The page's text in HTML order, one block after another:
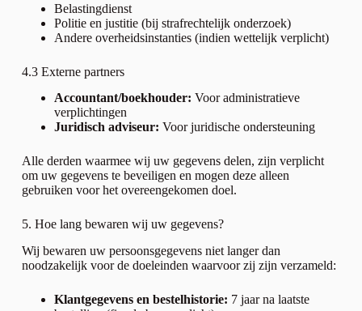
Belastingdienst
Politie en justitie (bij strafrechtelijk onderzoek)
Andere overheidsinstanties (indien wettelijk verplicht)
4.3 Externe partners
Accountant/boekhouder: Voor administratieve
verplichtingen
Juridisch adviseur: Voor juridische ondersteuning
Alle derden waarmee wij uw gegevens delen, zijn verplicht
om uw gegevens te beveiligen en mogen deze alleen
gebruiken voor het overeengekomen doel.
5. Hoe lang bewaren wij uw gegevens?
Wij bewaren uw persoonsgegevens niet langer dan
noodzakelijk voor de doeleinden waarvoor zij zijn verzameld:
Klantgegevens en bestelhistorie: 7 jaar na laatste